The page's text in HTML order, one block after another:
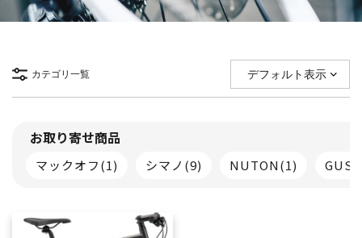
カテゴリ一覧
お取り寄せ商品
マックオフ(1) シマノ (9) NUTON(1)